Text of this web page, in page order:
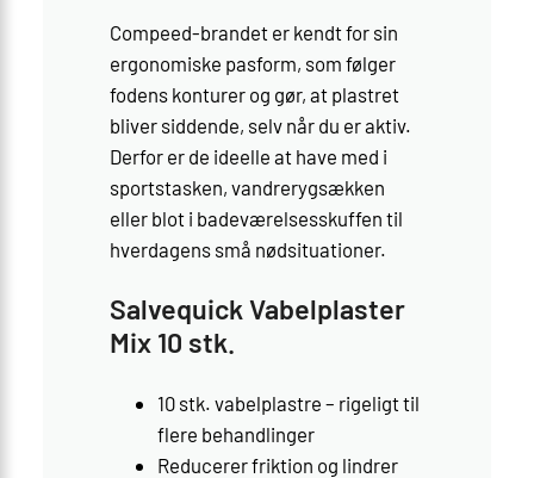
Compeed-brandet er kendt for sin
ergonomiske pasform, som følger
fodens konturer og gør, at plastret
bliver siddende, selv når du er aktiv.
Derfor er de ideelle at have med i
sportstasken, vandrerygsækken
eller blot i badeværelsesskuffen til
hverdagens små nødsituationer.
Salvequick Vabelplaster
Mix 10 stk.
10 stk. vabelplastre – rigeligt til
flere behandlinger
Reducerer friktion og lindrer